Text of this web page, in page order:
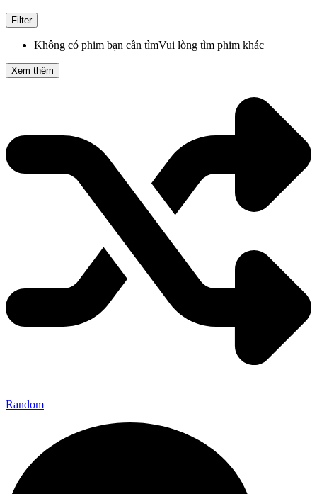
Filter
Không có phim bạn cần tìmVui lòng tìm phim khác
Xem thêm
Random